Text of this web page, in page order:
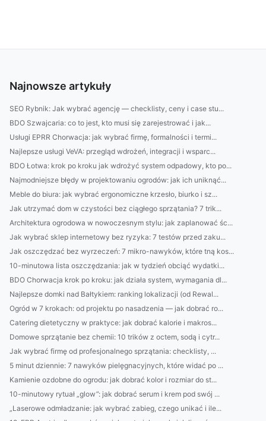
Najnowsze artykuły
SEO Rybnik: Jak wybrać agencję — checklisty, ceny i case stu...
BDO Szwajcaria: co to jest, kto musi się zarejestrować i jak...
Usługi EPRR Chorwacja: jak wybrać firmę, formalności i termi...
Najlepsze usługi VeVA: przegląd wdrożeń, integracji i wsparc...
BDO Łotwa: krok po kroku jak wdrożyć system odpadowy, kto po...
Najmodniejsze błędy w projektowaniu ogrodów: jak ich uniknąć...
Meble do biura: jak wybrać ergonomiczne krzesło, biurko i sz...
Jak utrzymać dom w czystości bez ciągłego sprzątania? 7 trik...
Architektura ogrodowa w nowoczesnym stylu: jak zaplanować śc...
Jak wybrać sklep internetowy bez ryzyka: 7 testów przed zaku...
Jak oszczędzać bez wyrzeczeń: 7 mikro-nawyków, które tną kos...
10-minutowa lista oszczędzania: jak w tydzień obciąć wydatki...
BDO Chorwacja krok po kroku: jak działa system, wymagania dl...
Najlepsze domki nad Bałtykiem: ranking lokalizacji (od Rewal...
Ogród w 7 krokach: od projektu po nasadzenia — jak dobrać ro...
Catering dietetyczny w praktyce: jak dobrać kalorie i makros...
Domowe sprzątanie bez chemii: 10 trików z octem, sodą i cytr...
Jak wybrać firmę od profesjonalnego sprzątania: checklisty, ...
5 minut dziennie: 7 nawyków pielęgnacyjnych, które widać po ...
Kamienie ozdobne do ogrodu: jak dobrać kolor i rozmiar do st...
10-minutowy rytuał „glow”: jak dobrać serum i krem pod swój ...
„Laserowe odmładzanie: jak wybrać zabieg, czego unikać i ile...